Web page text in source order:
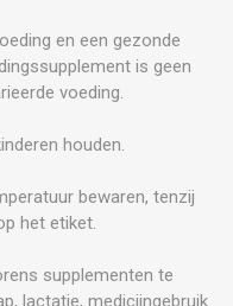
en een gezonde
is geen
voeding.
houden.
bewaren, tenzij
het etiket.
supplementen te
lactatie, medicijngebruik